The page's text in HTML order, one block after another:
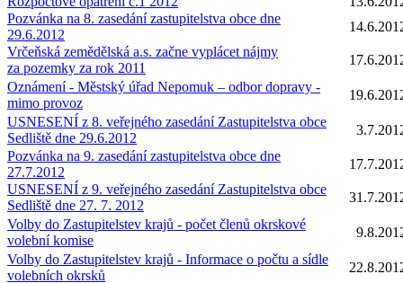
Pozvánka na 8. zasedání zastupitelstva obce dne
29.6.2012
Vrčeňská zemědělská a.s. začne vyplácet nájmy
za pozemky za rok 2011
Oznámení - Městský úřad Nepomuk – odbor dopravy -
mimo provoz
USNESENÍ z 8. veřejného zasedání Zastupitelstva obce
Sedliště dne 29.6.2012
Pozvánka na 9. zasedání zastupitelstva obce dne
27.7.2012
USNESENÍ z 9. veřejného zasedání Zastupitelstva obce
Sedliště dne 27. 7. 2012
Volby do Zastupitelstev krajů - počet členů okrskové
volební komise
Volby do Zastupitelstev krajů - Informace o počtu a sídle
volebních okrsků